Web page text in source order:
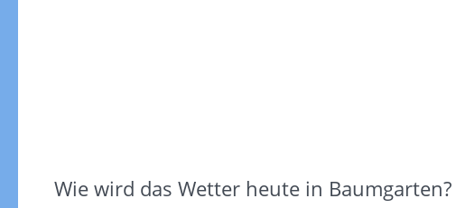
Wie wird das Wetter heute in Baumgarten?
Zu den Unwetterwarnungen